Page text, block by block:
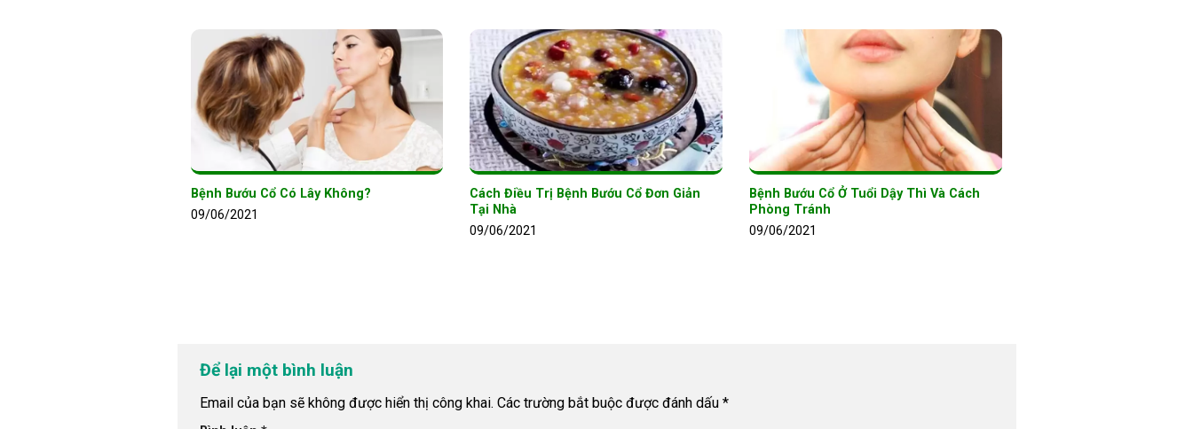
Bệnh Bướu Cổ Có Lây Không?
09/06/2021
Cách Điều Trị Bệnh Bướu Cổ Đơn Giản
Tại Nhà
09/06/2021
Bệnh Bướu Cổ Ở Tuổi Dậy Thì Và Cách
Phòng Tránh
09/06/2021
Để lại một bình luận
Email của bạn sẽ không được hiển thị công khai. Các trường bắt buộc được đánh dấu *